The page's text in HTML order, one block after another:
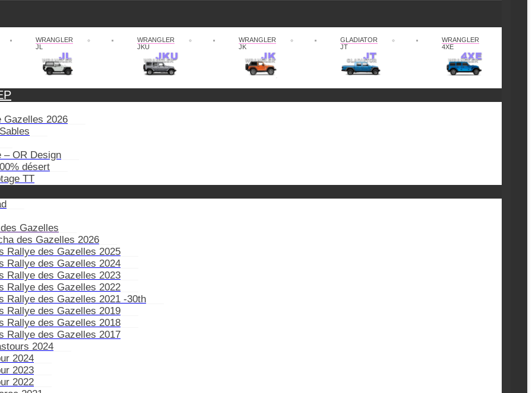
WRANGLER
JL
WRANGLER
JKU
WRANGLER
JK
GLADIATOR
JT
WRANGLER
4XE
Gazelles 2026
– OR Design
désert
TT
Gazelles
des Gazelles 2026
Rallye des Gazelles 2025
Rallye des Gazelles 2024
Rallye des Gazelles 2023
Rallye des Gazelles 2022
Rallye des Gazelles 2021 -30th
Rallye des Gazelles 2019
Rallye des Gazelles 2018
Rallye des Gazelles 2017
2024
2024
2023
2022